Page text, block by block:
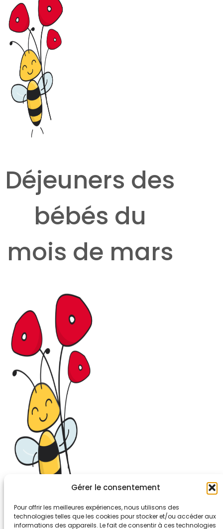
Gérer le consentement
Pour offrir les meilleures expériences, nous utilisons des
technologies telles que les cookies pour stocker et/ou accéder aux
informations des appareils. Le fait de consentir à ces technologies
Déjeuners des
bébés du
mois de mars